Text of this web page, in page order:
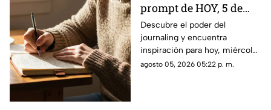
prompt de HOY, 5 de
agosto de 2026? Utiliza
este texto para escribir
en tu diario y
reflexionar sobre tu día
Descubre el poder del
journaling y encuentra
inspiración para hoy, miércoles
5 de agosto de 2026. Un
agosto 05, 2026 05:22 p. m.